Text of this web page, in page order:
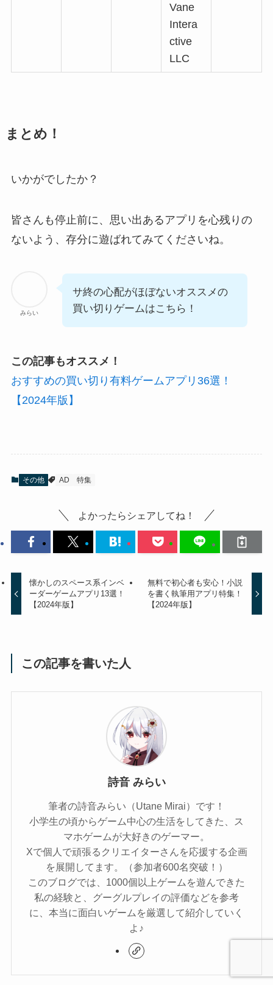
Vane
Intera
ctive
LLC
まとめ！
いかがでしたか？
皆さんも停止前に、 思い出あるアプリを心残りの
ないよう、存分に遊ばれてみてくださいね。
みらい
サ終の心配がほぼないオススメの
買い切りゲームはこちら！
この記事もオススメ！
おすすめの買い切り有料ゲームアプリ36選！
【2024年版】
その他 AD 特集
よかったらシェアしてね！
懐かしのスペース系インベ
ーダーゲームアプリ13選！
【2024年版】
無料で初心者も安心！小説
を書く執筆用アプリ特集！
【2024年版】
この記事を書いた人
詩音 みらい
筆者の詩音みらい（Utane Mirai）です！
小学生の頃からゲーム中心の生活をしてきた、ス
マホゲームが大好きのゲーマー。
Xで個人で頑張るクリエイターさんを応援する企画
を展開してます。（参加者600名突破！）
このブログでは、1000個以上ゲームを遊んできた
私の経験と、グーグルプレイの評価などを参考
に、本当に面白いゲームを厳選して紹介していく
よ♪